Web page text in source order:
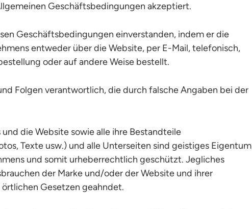
Geschäftsbedingungen akzeptiert.
Geschäftsbedingungen einverstanden, indem er die
entweder über die Website, per E-Mail, telefonisch,
oder auf andere Weise bestellt.
Folgen verantwortlich, die durch falsche Angaben bei der
die Website sowie alle ihre Bestandteile
Texte usw.) und alle Unterseiten sind geistiges Eigentum
und somit urheberrechtlich geschützt. Jegliches
der Marke und/oder der Website und ihrer
Gesetzen geahndet.